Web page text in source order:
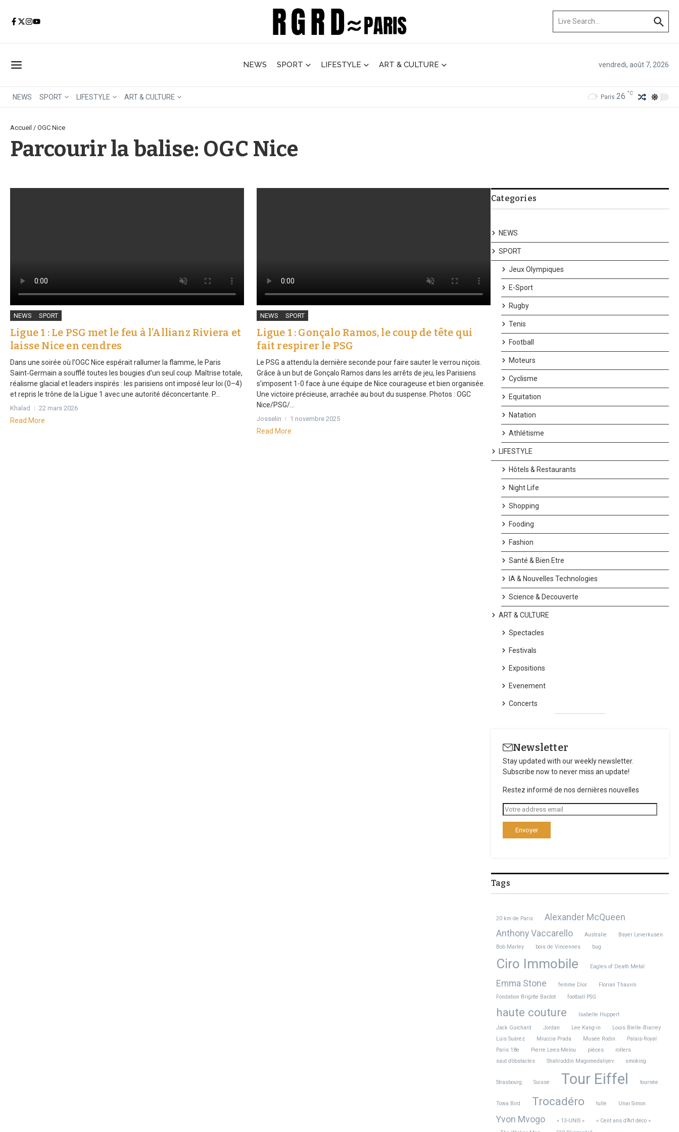
NEWS SPORT LIFESTYLE ART & CULTURE vendredi, août 7, 2026
NEWS SPORT LIFESTYLE ART & CULTURE Paris 26 °C
Accueil / OGC Nice
Parcourir la balise: OGC Nice
NEWS SPORT
Ligue 1 : Le PSG met le feu à l’Allianz Riviera et
laisse Nice en cendres
Dans une soirée où l’OGC Nice espérait rallumer la flamme, le Paris
Saint‑Germain a soufflé toutes les bougies d’un seul coup. Maîtrise totale,
réalisme glacial et leaders inspirés : les parisiens ont imposé leur loi (0–4)
et repris le trône de la Ligue 1 avec une autorité déconcertante. P...
Khalad 22 mars 2026
Read More
NEWS SPORT
Ligue 1 : Gonçalo Ramos, le coup de tête qui
fait respirer le PSG
Le PSG a attendu la dernière seconde pour faire sauter le verrou niçois.
Grâce à un but de Gonçalo Ramos dans les arrêts de jeu, les Parisiens
s’imposent 1-0 face à une équipe de Nice courageuse et bien organisée.
Une victoire précieuse, arrachée au bout du suspense. Photos : OGC
Nice/PSG/...
Josselin 1 novembre 2025
Read More
Categories
NEWS
SPORT
Jeux Olympiques
E-Sport
Rugby
Tenis
Football
Moteurs
Cyclisme
Equitation
Natation
Athlétisme
LIFESTYLE
Hôtels & Restaurants
Night Life
Shopping
Fooding
Fashion
Santé & Bien Etre
IA & Nouvelles Technologies
Science & Decouverte
ART & CULTURE
Spectacles
Festivals
Expositions
Evenement
Concerts
Newsletter
Stay updated with our weekly newsletter.
Subscribe now to never miss an update!
Restez informé de nos dernières nouvelles
Tags
20 km de Paris
Alexander McQueen
Anthony Vaccarello
Australie
Bayer Leverkusen
Bob Marley
bois de Vincennes bug
Ciro Immobile Eagles of Death Metal
Emma Stone femme Dior
Florian Thauvin
Fondation Brigitte Bardot
football PSG
haute couture
Isabelle Huppert
Jack Guichard
Jordan Lee Kang-in
Louis Bielle‑Biarrey
Luis Suárez
Miuccia Prada Musée Rodin
Palais-Royal
Paris 18e
Pierre Lees-Melou pièces
rollers
saut d’obstacles
Shahruddin Magomedaliyev smoking
Strasbourg Suisse Tour Eiffel tournée
Towa Bird Trocadéro tulle Unai Simon
Yvon Mvogo « 13-UNIS »
« Cent ans d’Art déco »